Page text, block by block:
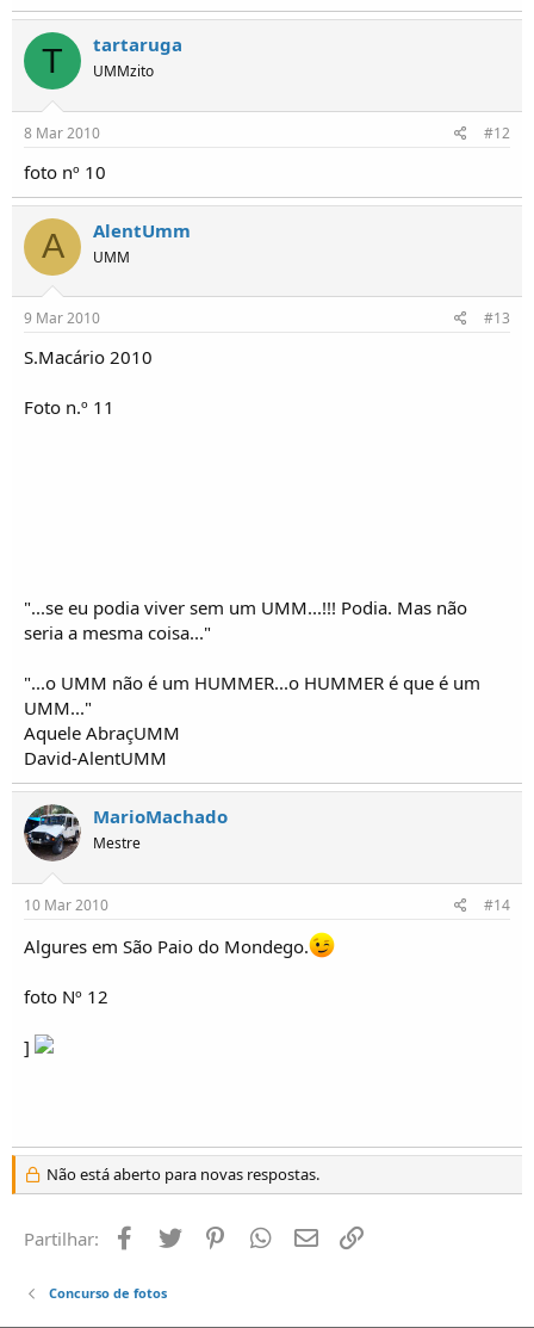
T tartaruga
UMMzito
8 Mar 2010 #12
foto nº 10
A AlentUmm
UMM
9 Mar 2010 #13
S.Macário 2010
Foto n.º 11
"...se eu podia viver sem um UMM...!!! Podia. Mas não
seria a mesma coisa..."
"...o UMM não é um HUMMER...o HUMMER é que é um
UMM..."
Aquele AbraçUMM
David-AlentUMM
MarioMachado
Mestre
10 Mar 2010 #14
Algures em São Paio do Mondego.
foto Nº 12
]
Não está aberto para novas respostas.
Partilhar: Facebook
Twitter PinterestWhatsapp
Email
Concurso de fotos